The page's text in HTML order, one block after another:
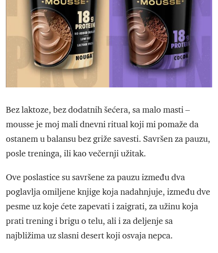
Bez laktoze, bez dodatnih šećera, sa malo masti –
mousse je moj mali dnevni ritual koji mi pomaže da
ostanem u balansu bez griže savesti. Savršen za pauzu,
posle treninga, ili kao večernji užitak.
Ove poslastice su savršene za pauzu između dva
poglavlja omiljene knjige koja nadahnjuje, između dve
pesme uz koje ćete zapevati i zaigrati, za užinu koja
prati trening i brigu o telu, ali i za deljenje sa
najbližima uz slasni desert koji osvaja nepca.